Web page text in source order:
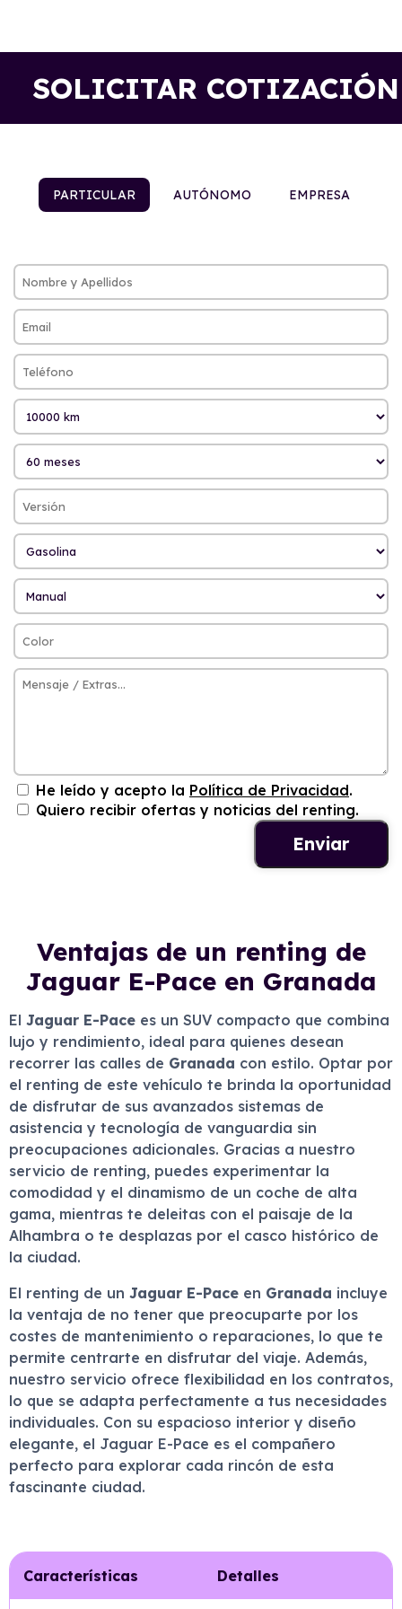
SOLICITAR COTIZACIÓN
PARTICULAR AUTÓNOMO EMPRESA
He leído y acepto la Política de Privacidad.
Quiero recibir ofertas y noticias del renting.
Ventajas de un renting de
Jaguar E-Pace en Granada
El Jaguar E-Pace es un SUV compacto que combina
lujo y rendimiento, ideal para quienes desean
recorrer las calles de Granada con estilo. Optar por
el renting de este vehículo te brinda la oportunidad
de disfrutar de sus avanzados sistemas de
asistencia y tecnología de vanguardia sin
preocupaciones adicionales. Gracias a nuestro
servicio de renting, puedes experimentar la
comodidad y el dinamismo de un coche de alta
gama, mientras te deleitas con el paisaje de la
Alhambra o te desplazas por el casco histórico de
la ciudad.
El renting de un Jaguar E-Pace en Granada incluye
la ventaja de no tener que preocuparte por los
costes de mantenimiento o reparaciones, lo que te
permite centrarte en disfrutar del viaje. Además,
nuestro servicio ofrece flexibilidad en los contratos,
lo que se adapta perfectamente a tus necesidades
individuales. Con su espacioso interior y diseño
elegante, el Jaguar E-Pace es el compañero
perfecto para explorar cada rincón de esta
fascinante ciudad.
Características Detalles